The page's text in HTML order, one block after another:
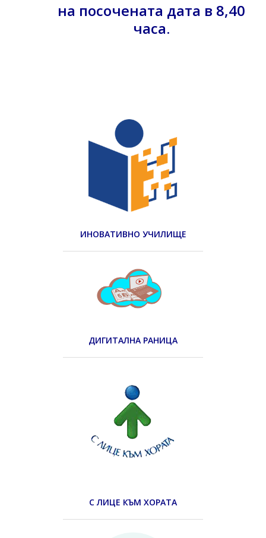
на посочената дата в 8,40
часа.
ИНОВАТИВНО УЧИЛИЩЕ
ДИГИТАЛНА РАНИЦА
С ЛИЦЕ КЪМ ХОРАТА